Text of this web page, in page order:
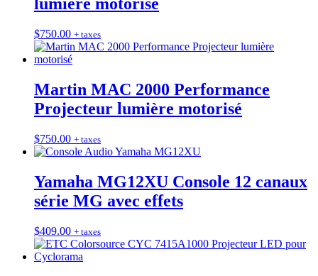
$750.00 + taxes
Martin MAC 2000 Performance
Projecteur lumière motorisé
$750.00 + taxes
Yamaha MG12XU Console 12 canaux
série MG avec effets
$409.00 + taxes